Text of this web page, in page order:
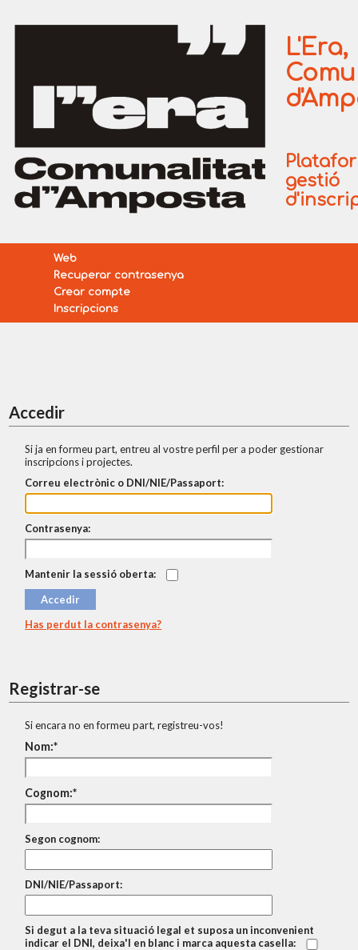
L'Era,
gestió
Web
Recuperar contrasenya
Crear compte
Inscripcions
Accedir
Si ja en formeu part, entreu al vostre perfil per a poder gestionar
inscripcions i projectes.
Correu electrònic o DNI/NIE/Passaport:
Contrasenya:
Mantenir la sessió oberta:
Has perdut la contrasenya?
Registrar-se
Si encara no en formeu part, registreu-vos!
Nom:
Cognom:
Segon cognom:
DNI/NIE/Passaport:
Si degut a la teva situació legal et suposa un inconvenient
indicar el DNI, deixa'l en blanc i marca aquesta casella: